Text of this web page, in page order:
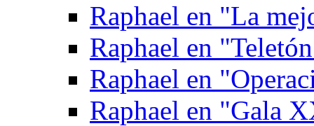
Raphael en "La
Raphael en
Raphael en
Raphael en "Gala